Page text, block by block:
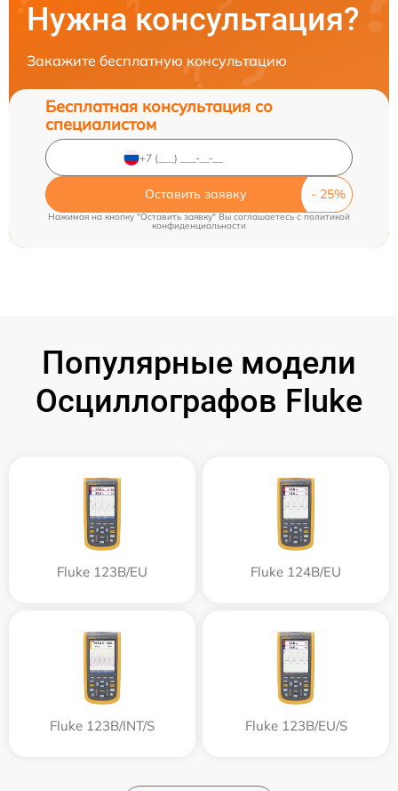
Нужна консультация?
Закажите бесплатную консультацию
Бесплатная консультация со
специалистом
Оставить заявку
Нажимая на кнопку "Оставить заявку" Вы соглашаетесь cполитикой
конфиденциальности
Популярные модели
Осциллографов Fluke
Fluke 123B/EU Fluke 124B/EU
Fluke 123B/INT/S Fluke 123B/EU/S